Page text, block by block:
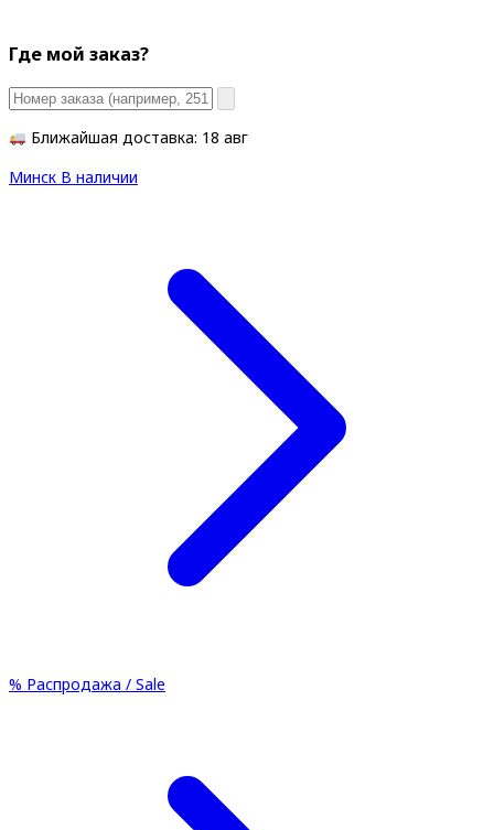
Где мой заказ?
Ближайшая доставка: 18 авг
Минск В наличии
% Распродажа / Sale